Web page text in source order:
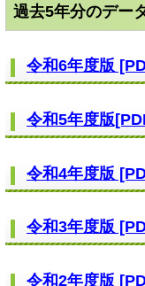
過去5年分のデー
令和6年度版
令和5年度版
令和4年度版
令和3年度版
令和2年度版